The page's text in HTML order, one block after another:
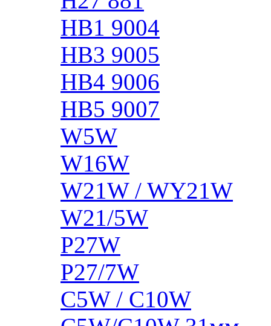
HB1 9004
HB3 9005
HB4 9006
HB5 9007
W5W
W16W
W21W / WY21W
W21/5W
P27W
P27/7W
C5W / C10W